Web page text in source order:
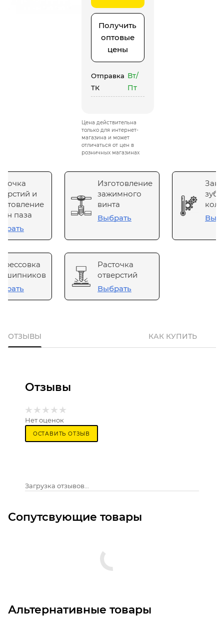
Получить
оптовые
цены
Отправка
ТК
Вт/
Пт
Цена действительна
только для интернет-
магазина и может
отличаться от цен в
розничных магазинах
и
паза
Изготовление
зажимного
винта
Выбрать
Расточка
отверстий
Выбрать
ОТЗЫВЫ КАК КУПИТЬ
Отзывы
Нет оценок
ОСТАВИТЬ ОТЗЫВ
Загрузка отзывов...
Сопутсвующие товары
Альтернативные товары